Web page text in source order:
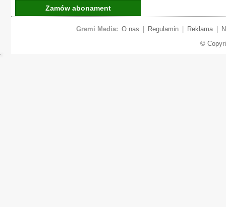
Zamów abonament
Gremi Media: O nas Regulamin Reklama
©